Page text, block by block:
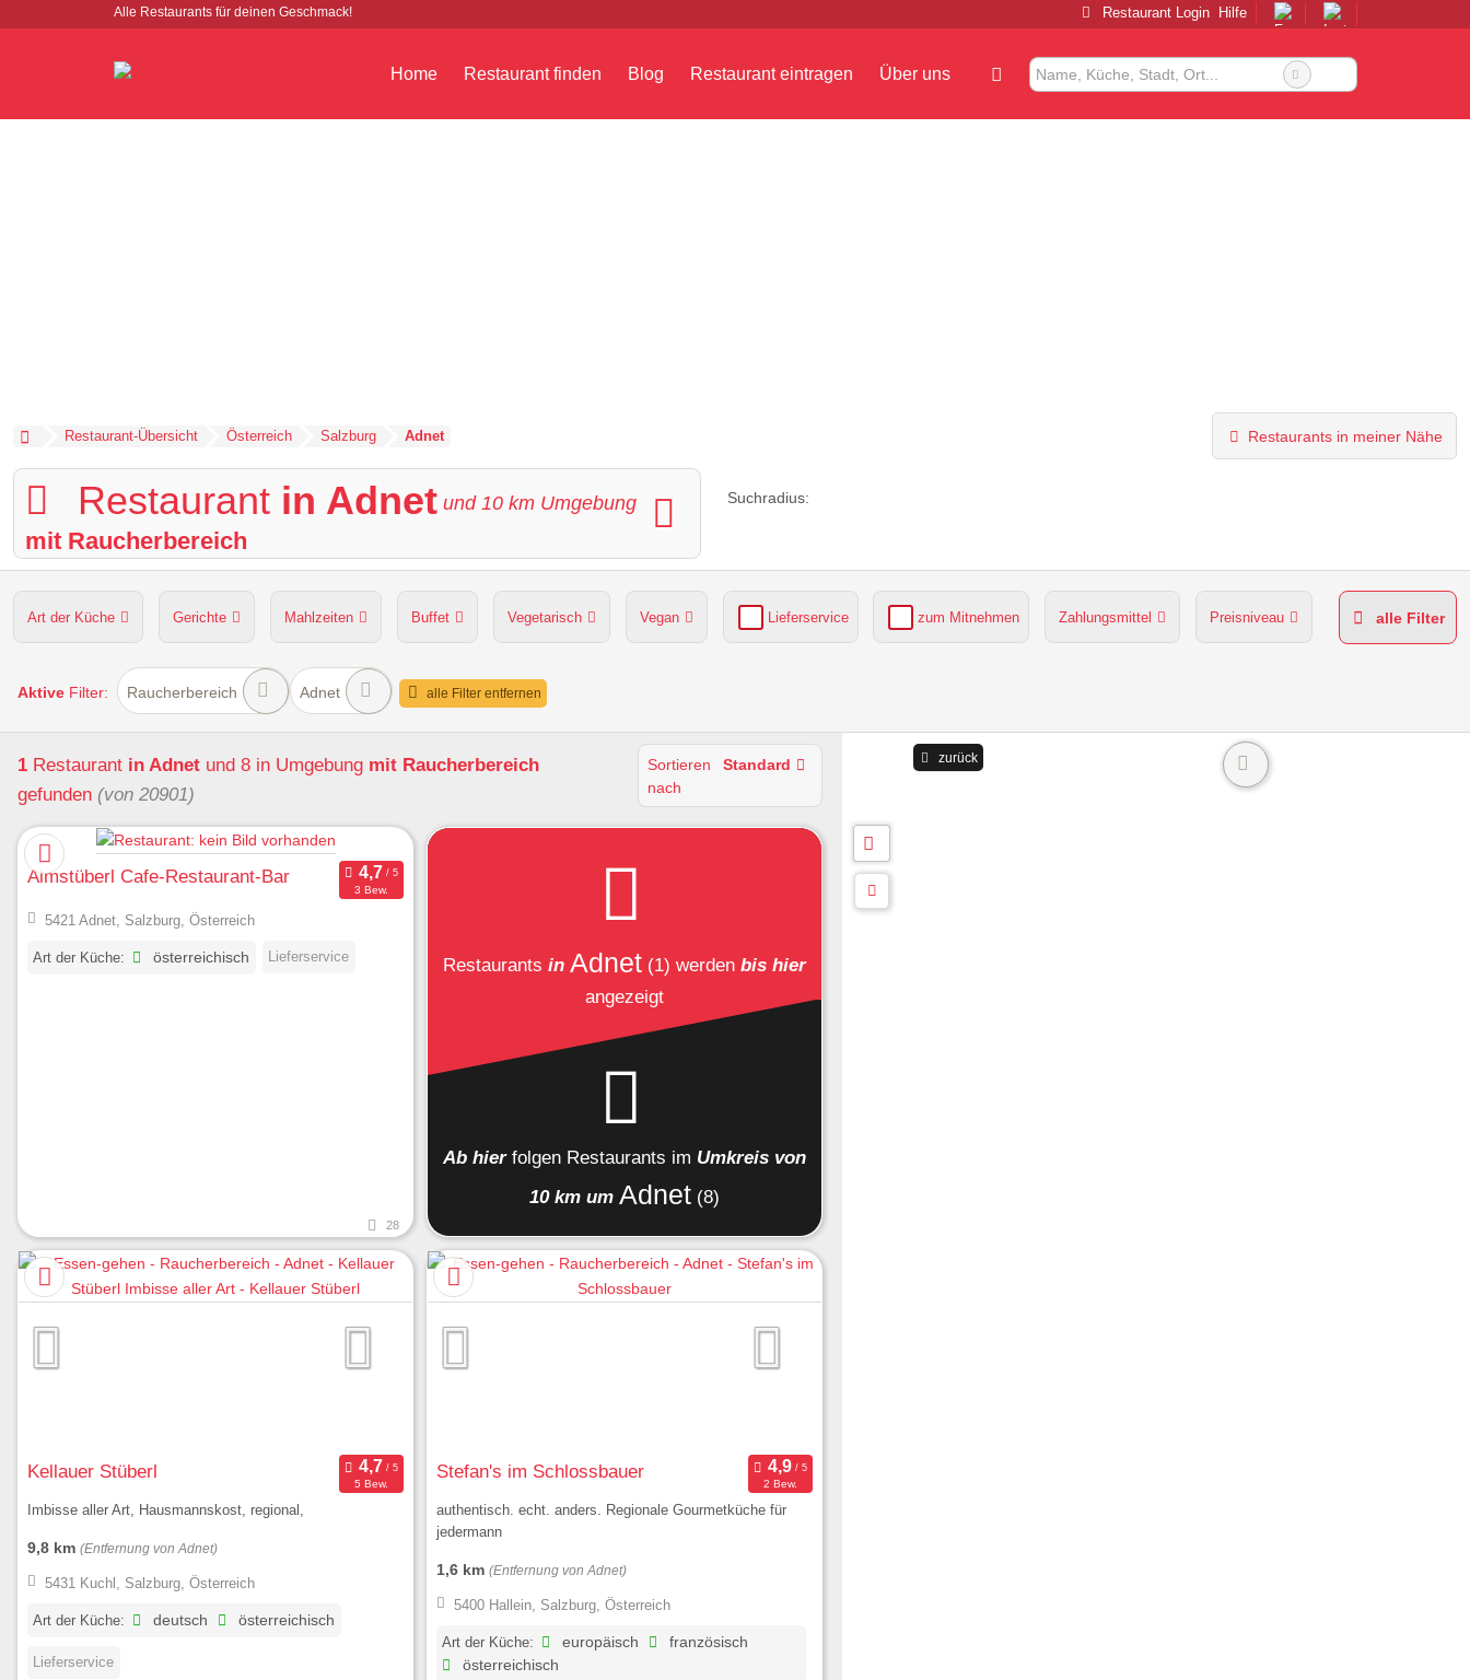
Alle Restaurants für deinen Geschmack! Restaurant Login Hilfe
Home Restaurant finden Blog Restaurant eintragen Über uns
Restaurant-Übersicht Österreich Salzburg Adnet Restaurants in meiner Nähe
Restaurant in Adnet und 10 km Umgebung
mit Raucherbereich
Suchradius:
Art der Küche Gerichte Mahlzeiten Buffet Vegetarisch Vegan Lieferservice zum Mitnehmen Zahlungsmittel Preisniveau
Hunde erlaubt Kapazität Sitzplätze im Freien grüner Gastgarten
alle Filter
Aktive Filter: Raucherbereich Adnet alle Filter entfernen
1 Restaurant in Adnet und 8 in Umgebung mit Raucherbereich
gefunden (von 20901)
Sortieren
nach
Standard
Almstüberl Cafe-Restaurant-Bar
3 Bew.
5421 Adnet, Salzburg, Österreich
Art der Küche: österreichisch Lieferservice
28
Restaurants in Adnet (1) werden bis hier
angezeigt
Ab hier folgen Restaurants im Umkreis von
10 km um Adnet (8)
Kellauer Stüberl
5 Bew.
Imbisse aller Art, Hausmannskost, regional,
9,8 km (Entfernung von Adnet)
5431 Kuchl, Salzburg, Österreich
Art der Küche: deutsch österreichisch
Lieferservice
Stefan's im Schlossbauer
2 Bew.
authentisch. echt. anders. Regionale Gourmetküche für
jedermann
1,6 km (Entfernung von Adnet)
5400 Hallein, Salzburg, Österreich
Art der Küche: europäisch
französisch
österreichisch
zurück